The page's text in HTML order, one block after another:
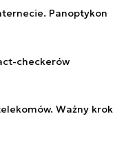
Panoptykon
checkerów
Ważny krok